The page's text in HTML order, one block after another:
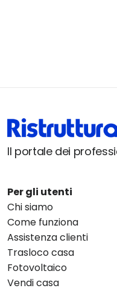
Il portale dei
Per gli utenti
Chi siamo
Come funziona
Assistenza clienti
Trasloco casa
Fotovoltaico
Vendi casa